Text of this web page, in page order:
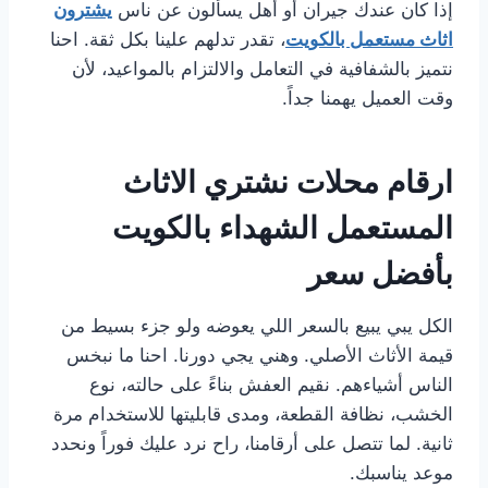
إذا كان عندك جيران أو أهل يسألون عن ناس يشترون
اثاث مستعمل بالكويت، تقدر تدلهم علينا بكل ثقة. احنا
نتميز بالشفافية في التعامل والالتزام بالمواعيد، لأن
وقت العميل يهمنا جداً.
ارقام محلات نشتري الاثاث
المستعمل الشهداء بالكويت
بأفضل سعر
الكل يبي يبيع بالسعر اللي يعوضه ولو جزء بسيط من
قيمة الأثاث الأصلي. وهني يجي دورنا. احنا ما نبخس
الناس أشياءهم. نقيم العفش بناءً على حالته، نوع
الخشب، نظافة القطعة، ومدى قابليتها للاستخدام مرة
ثانية. لما تتصل على أرقامنا، راح نرد عليك فوراً ونحدد
موعد يناسبك.